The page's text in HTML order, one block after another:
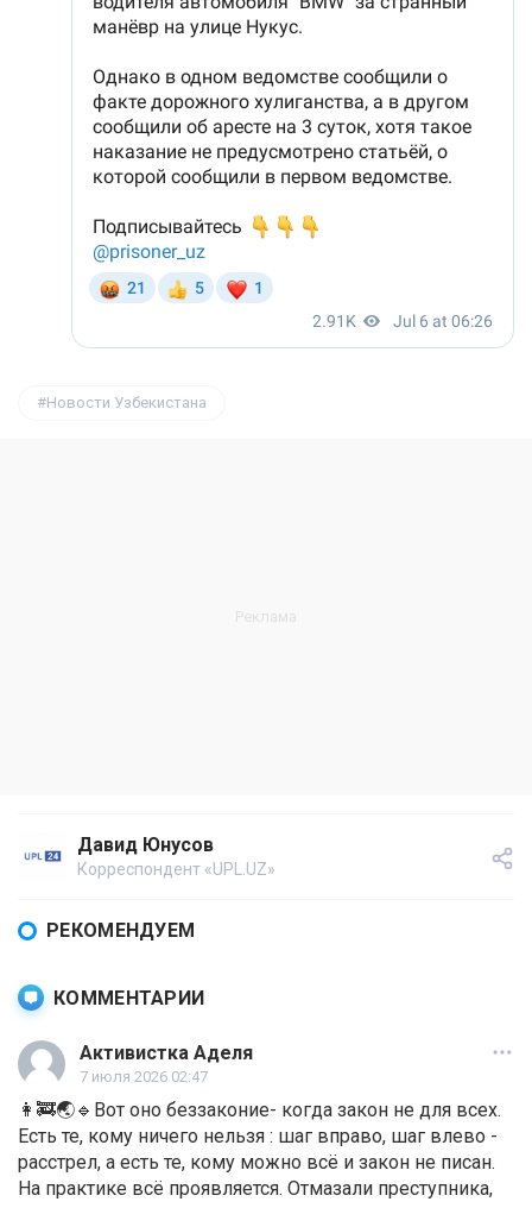
Новости Узбекистана
Давид Юнусов
Корреспондент «UPL.UZ»
РЕКОМЕНДУЕМ
КОММЕНТАРИИ
Активистка Аделя
7 июля 2026 02:47
👩‍🚒🌏🔹Вот оно беззаконие- когда закон не для всех.
Есть те, кому ничего нельзя : шаг вправо, шаг влево -
расстрел, а есть те, кому можно всё и закон не писан.
На практике всё проявляется. Отмазали преступника,